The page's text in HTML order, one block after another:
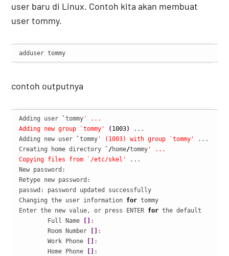
user baru di Linux. Contoh kita akan membuat
user tommy.
adduser tommy
contoh outputnya
Adding user `tommy ' ...
Adding new group `tommy'
( 1003)
...
Adding new user
`tommy ' (1003) with group `tommy'
...
Creating home directory
`/home/tommy ' ...
Copying files from `/etc/skel'
...
New password:
Retype new password:
passwd: password updated successfully
Changing the user information for tommy
Enter the new value, or press ENTER for the default
	Full Name
:
	Room Number
:
	Work Phone
:
	Home Phone
: